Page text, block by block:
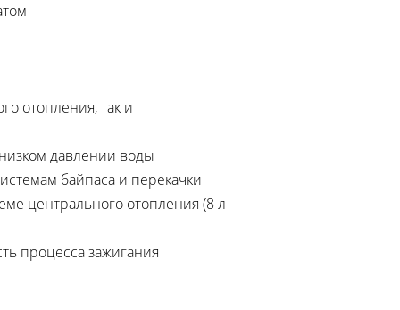
отопления, так и
давлении воды
байпаса и перекачки
центрального отопления (8 л
процесса зажигания